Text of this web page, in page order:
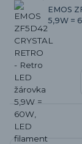
EMOS
5,9W =